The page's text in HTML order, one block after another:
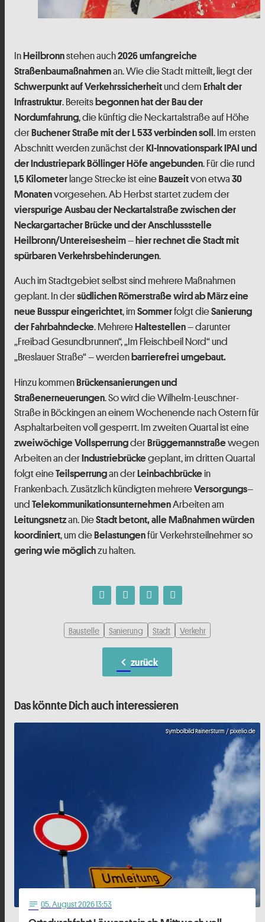
InHeilbronnstehen auch2026umfangreiche
Straßenbaumaßnahmenan. Wie die Stadt mitteilt, liegt der
Schwerpunkt auf Verkehrssicherheitund dem Erhalt der
Infrastruktur. Bereitsbegonnen hat der Bau der
Nordumfahrung, die künftig die Neckartalstraße auf Höhe
derBuchener Straße mit der L 533 verbinden soll. Im ersten
Abschnitt werden zunächst derKI-Innovationspark IPAI und
der Industriepark Böllinger Höfe angebunden. Für die rund
1,5 Kilometerlange Strecke ist eineBauzeitvon etwa 30
Monatenvorgesehen. Ab Herbst startet zudem der
vierspurige Ausbau der Neckartalstraße zwischen der
Neckargartacher Brücke und der Anschlussstelle
Heilbronn/Untereisesheim–hier rechnet die Stadt mit
spürbaren Verkehrsbehinderungen.
Auch im Stadtgebiet selbst sind mehrere Maßnahmen
geplant. In dersüdlichen Römerstraße wird ab März eine
neue Busspur eingerichtet, im Sommerfolgt dieSanierung
der Fahrbahndecke. MehrereHaltestellen– darunter
„Freibad Gesundbrunnen“, „Im Fleischbeil Nord“ und
„Breslauer Straße“ – werdenbarrierefrei umgebaut.
Hinzu kommenBrückensanierungen und
Straßenerneuerungen. So wird die Wilhelm-Leuschner-
Straße in Böckingen an einem Wochenende nach Ostern für
Asphaltarbeiten voll gesperrt. Im zweiten Quartal ist eine
zweiwöchige VollsperrungderBrüggemannstraßewegen
Arbeiten an derIndustriebrückegeplant, im dritten Quartal
folgt eineTeilsperrungan derLeinbachbrückein
Frankenbach. Zusätzlich kündigten mehrereVersorgungs–
und TelekommunikationsunternehmenArbeiten am
Leitungsnetzan. DieStadt betont, alle Maßnahmen würden
koordiniert, um dieBelastungenfür Verkehrsteilnehmer so
gering wie möglichzu halten.
Baustelle Sanierung Stadt Verkehr
chevron_left zurück
Das könnte Dich auch interessieren
Symbolbild RainerSturm / pixelio.de
notes 05. August 2026 13:53